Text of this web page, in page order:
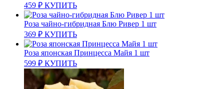
459 ₽ КУПИТЬ
Роза чайно-гибридная Блю Ривер 1 шт
369 ₽ КУПИТЬ
Роза японская Принцесса Майя 1 шт
599 ₽ КУПИТЬ